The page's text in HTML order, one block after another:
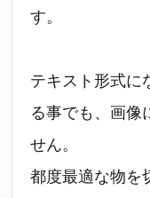
す。
テキスト形式に
る事でも、画像
せん。
都度最適な物を